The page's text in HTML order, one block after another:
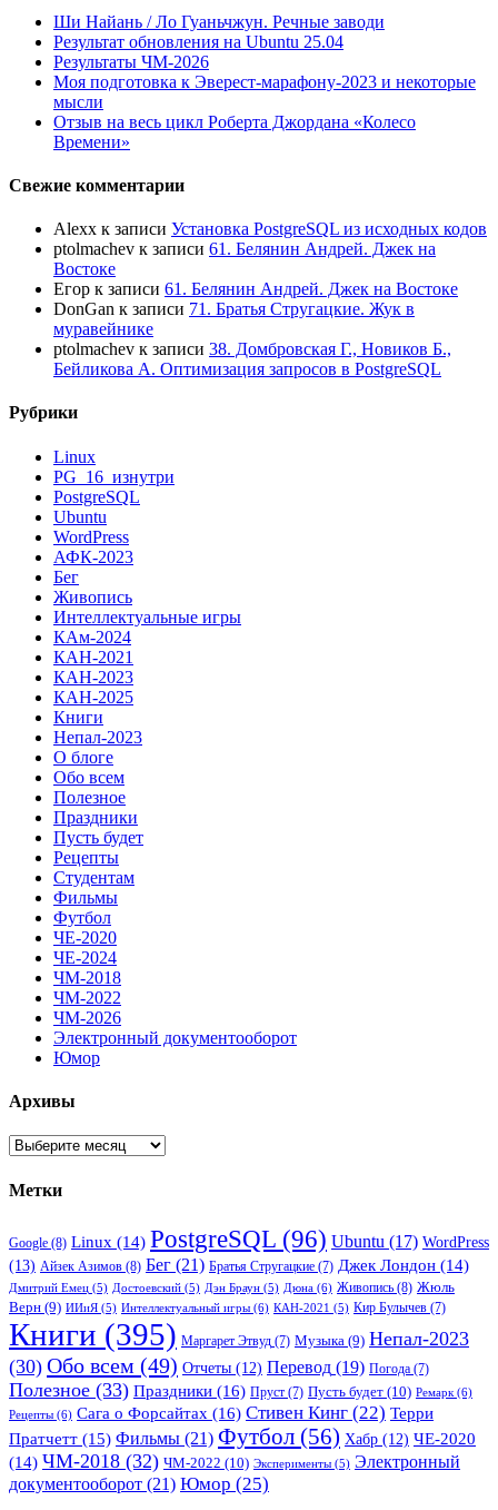
Ши Найань / Ло Гуаньчжун. Речные заводи
Результат обновления на Ubuntu 25.04
Результаты ЧМ-2026
Моя подготовка к Эверест-марафону-2023 и некоторые
мысли
Отзыв на весь цикл Роберта Джордана «Колесо
Времени»
Свежие комментарии
Alexx к записи Установка PostgreSQL из исходных кодов
ptolmachev к записи 61. Белянин Андрей. Джек на
Востоке
Егор к записи 61. Белянин Андрей. Джек на Востоке
DonGan к записи 71. Братья Стругацкие. Жук в
муравейнике
ptolmachev к записи 38. Домбровская Г., Новиков Б.,
Бейликова А. Оптимизация запросов в PostgreSQL
Рубрики
Linux
PG_16_изнутри
PostgreSQL
Ubuntu
WordPress
АФК-2023
Бег
Живопись
Интеллектуальные игры
КАм-2024
КАН-2021
КАН-2023
КАН-2025
Книги
Непал-2023
О блоге
Обо всем
Полезное
Праздники
Пусть будет
Рецепты
Студентам
Фильмы
Футбол
ЧЕ-2020
ЧЕ-2024
ЧМ-2018
ЧМ-2022
ЧМ-2026
Электронный документооборот
Юмор
Архивы
Архивы
Метки
Google (8) Linux (14) PostgreSQL (96) Ubuntu (17) WordPress
(13) Айзек Азимов (8) Бег (21) Братья Стругацкие (7) Джек Лондон (14)
Дмитрий Емец (5) Достоевский (5) Дэн Браун (5) Дюна (6) Живопись (8) Жюль
Верн (9) ИИиЯ (5) Интеллектуальный игры (6) КАН-2021 (5) Кир Булычев (7)
Книги (395) Маргарет Этвуд (7) Музыка (9) Непал-2023
(30) Обо всем (49) Отчеты (12) Перевод (19) Погода (7)
Полезное (33) Праздники (16) Пруст (7) Пусть будет (10) Ремарк (6)
Рецепты (6) Сага о Форсайтах (16) Стивен Кинг (22) Терри
Пратчетт (15) Фильмы (21) Футбол (56) Хабр (12) ЧЕ-2020
(14) ЧМ-2018 (32) ЧМ-2022 (10) Эксперименты (5) Электронный
документооборот (21) Юмор (25)